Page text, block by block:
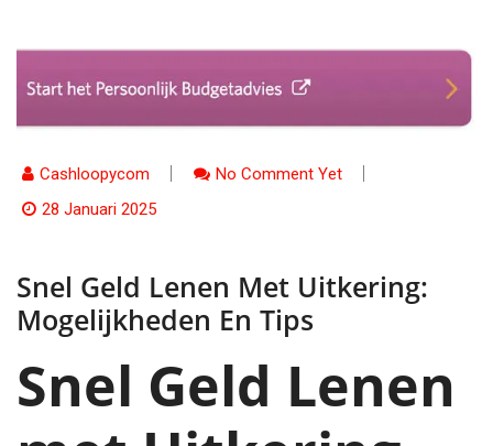
Cashloopycom
No Comment Yet
28 Januari 2025
Snel Geld Lenen Met Uitkering:
Mogelijkheden En Tips
Snel Geld Lenen